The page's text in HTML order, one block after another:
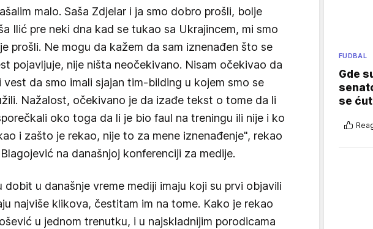
malo. Saša Zdjelar i ja smo dobro prošli, bolje
Ilić pre neki dna kad se tukao sa Ukrajincem, mi smo
prošli. Ne mogu da kažem da sam iznenađen što se
pojavljuje, nije ništa neočekivano. Nisam očekivao da
vest da smo imali sjajan tim-bilding u kojem smo se
Nažalost, očekivano je da izađe tekst o tome da li
oko toga da li je bio faul na treningu ili nije i ko
i zašto je rekao, nije to za mene iznenađenje", rekao
na današnjoj konferenciji za medije.
dobit u današnje vreme mediji imaju koji su prvi objavili
najviše klikova, čestitam im na tome. Kako je rekao
u jednom trenutku, i u najskladnijim porodicama
FUDBAL
Gde
se